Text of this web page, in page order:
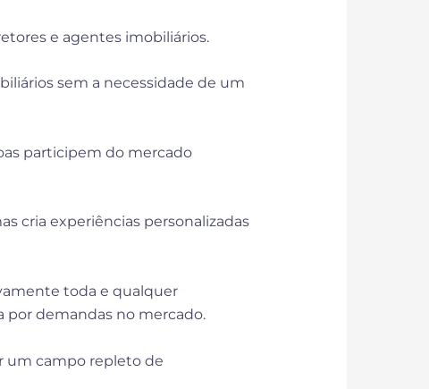
e agentes imobiliários.
sem a necessidade de um
participem do mercado
cria experiências personalizadas
toda e qualquer
por demandas no mercado.
um campo repleto de